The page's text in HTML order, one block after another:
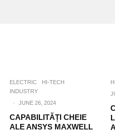
ELECTRIC
HI-TECH
INDUSTRY
·
JUNE 26, 2024
CAPABILITĂȚI CHEIE
ALE ANSYS MAXWELL